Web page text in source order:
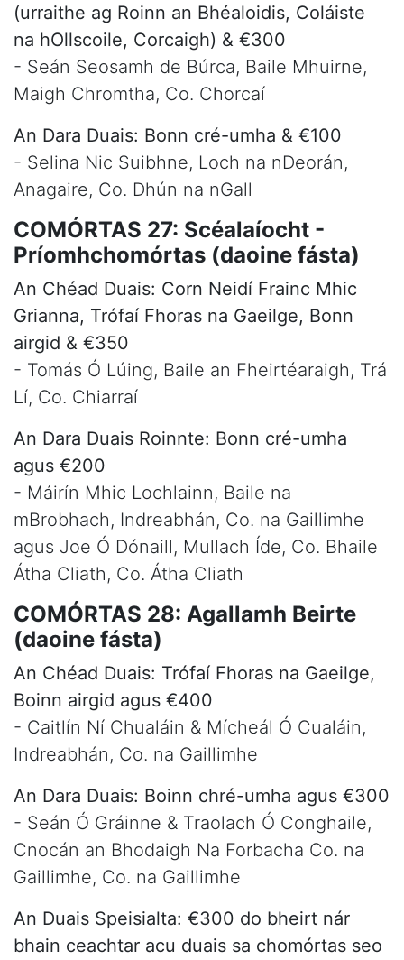
(urraithe ag Roinn an Bhéaloidis, Coláiste
na hOllscoile, Corcaigh) & €300
- Seán Seosamh de Búrca, Baile Mhuirne,
Maigh Chromtha, Co. Chorcaí
An Dara Duais: Bonn cré-umha & €100
- Selina Nic Suibhne, Loch na nDeorán,
Anagaire, Co. Dhún na nGall
COMÓRTAS 27: Scéalaíocht -
Príomhchomórtas (daoine fásta)
An Chéad Duais: Corn Neidí Frainc Mhic
Grianna, Trófaí Fhoras na Gaeilge, Bonn
airgid & €350
- Tomás Ó Lúing, Baile an Fheirtéaraigh, Trá
Lí, Co. Chiarraí
An Dara Duais Roinnte: Bonn cré-umha
agus €200
- Máirín Mhic Lochlainn, Baile na
mBrobhach, Indreabhán, Co. na Gaillimhe
agus Joe Ó Dónaill, Mullach Íde, Co. Bhaile
Átha Cliath, Co. Átha Cliath
COMÓRTAS 28: Agallamh Beirte
(daoine fásta)
An Chéad Duais: Trófaí Fhoras na Gaeilge,
Boinn airgid agus €400
- Caitlín Ní Chualáin & Mícheál Ó Cualáin,
Indreabhán, Co. na Gaillimhe
An Dara Duais: Boinn chré-umha agus €300
- Seán Ó Gráinne & Traolach Ó Conghaile,
Cnocán an Bhodaigh Na Forbacha Co. na
Gaillimhe, Co. na Gaillimhe
An Duais Speisialta: €300 do bheirt nár
bhain ceachtar acu duais sa chomórtas seo